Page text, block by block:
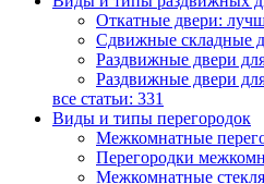
Откатные двери:
Сдвижные складные
Раздвижные двери
Раздвижные двери
все статьи: 331
Виды и типы перегородок
Межкомнатные
Перегородки
Межкомнатные